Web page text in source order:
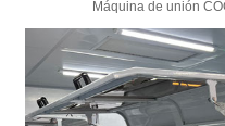
Máquina de unión